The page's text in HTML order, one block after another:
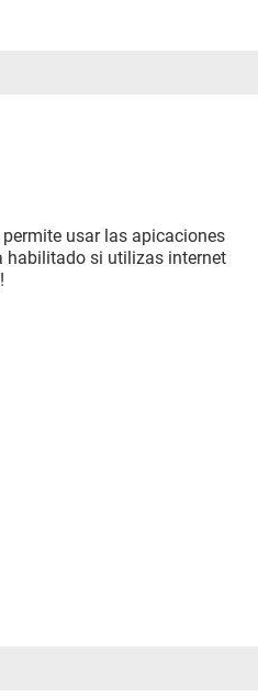
usar las apicaciones
habilitado si utilizas internet